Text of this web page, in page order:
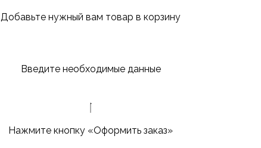
Добавьте нужный вам товар в корзину
Введите необходимые данные
Нажмите кнопку «Оформить заказ»